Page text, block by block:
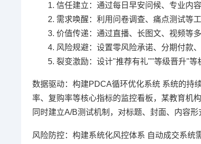
信任建立：通过每日早安问候、专业内
需求唤醒：利用问卷调查、痛点测试等
价值传递：通过直播、长图文、视频等
风险规避：设置零风险承诺、分期付款
裂变激励：设计"推荐有礼""等级晋升"等
数据驱动：构建PDCA循环优化系统 系统的持
率、复购率等核心指标的监控看板，某教育机
同时建立A/B测试机制，对标题、封面、内容
风险防控：构建系统化风控体系 自动成交系